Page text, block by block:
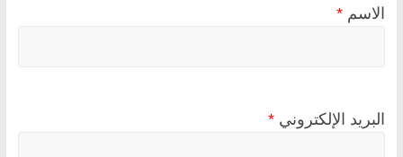
الاسم *
البريد الإلكتروني *